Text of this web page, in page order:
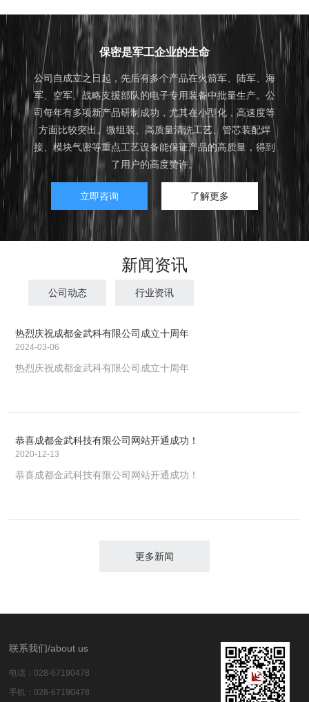
保密是军工企业的生命
公司自成立之日起，先后有多个产品在火箭军、陆军、海
军、空军、战略支援部队的电子专用装备中批量生产。公
司每年有多项新产品研制成功，尤其在小型化，高速度等
方面比较突出。微组装、高质量清洗工艺、管芯装配焊
接、模块气密等重点工艺设备能保证产品的高质量，得到
了用户的高度赞许。
立即咨询 了解更多
新闻资讯
公司动态 行业资讯
热烈庆祝成都金武科有限公司成立十周年
2024-03-06
热烈庆祝成都金武科有限公司成立十周年
恭喜成都金武科技有限公司网站开通成功！
2020-12-13
恭喜成都金武科技有限公司网站开通成功！
更多新闻
联系我们/about us​​
电话：028-67190478
手机：028-67190478